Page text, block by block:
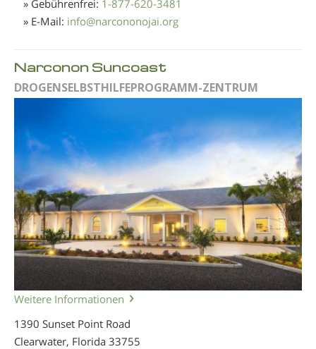
» Gebührenfrei: 1-877-620-3481
» E-Mail: info@narcononojai.org
Narconon Suncoast
DROGENSELBSTHILFEPROGRAMM-ZENTRUM
Weitere Informationen
1390 Sunset Point Road
Clearwater, Florida 33755